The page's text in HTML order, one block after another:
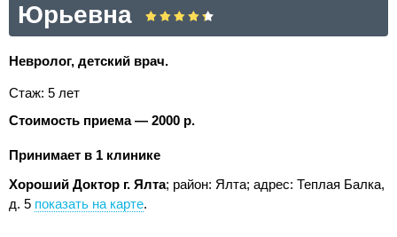
Юрьевна
Невролог, детский врач.
Стаж: 5 лет
Стоимость приема — 2000 р.
Принимает в 1 клинике
Хороший Доктор г. Ялта; район: Ялта; адрес: Теплая Балка,
д. 5 показать на карте.